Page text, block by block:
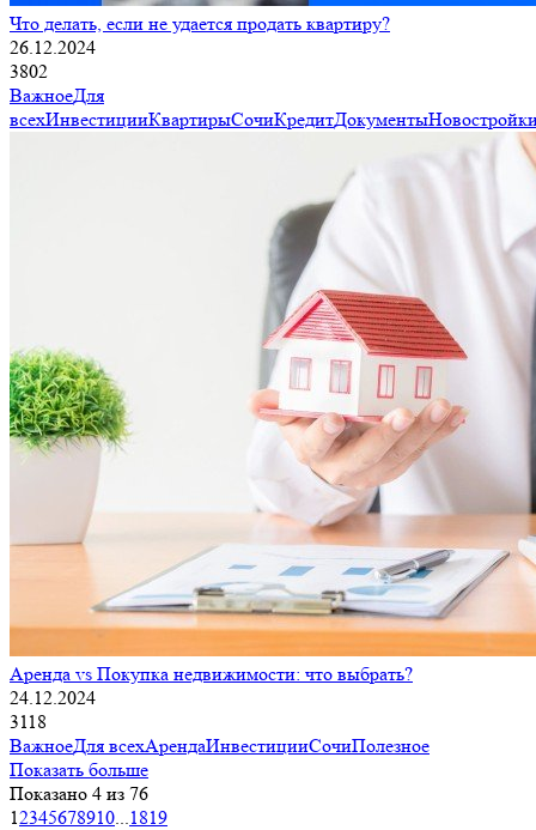
Что делать, если не удается продать квартиру?
26.12.2024
3802
ВажноеДля
всехИнвестицииКвартирыСочиКредитДокументы
Аренда vs Покупка недвижимости: что выбрать?
24.12.2024
3118
ВажноеДля всехАрендаИнвестицииСочиПолезное
Показать больше
Показано 4 из 76
12345678910...1819